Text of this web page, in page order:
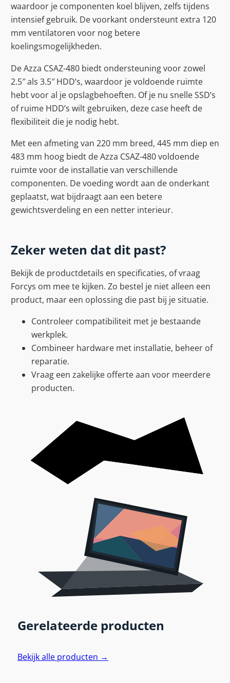
waardoor je componenten koel blijven, zelfs tijdens
intensief gebruik. De voorkant ondersteunt extra 120
mm ventilatoren voor nog betere
koelingsmogelijkheden.
De Azza CSAZ-480 biedt ondersteuning voor zowel
2.5″ als 3.5″ HDD’s, waardoor je voldoende ruimte
hebt voor al je opslagbehoeften. Of je nu snelle SSD’s
of ruime HDD’s wilt gebruiken, deze case heeft de
flexibiliteit die je nodig hebt.
Met een afmeting van 220 mm breed, 445 mm diep en
483 mm hoog biedt de Azza CSAZ-480 voldoende
ruimte voor de installatie van verschillende
componenten. De voeding wordt aan de onderkant
geplaatst, wat bijdraagt aan een betere
gewichtsverdeling en een netter interieur.
Zeker weten dat dit past?
Bekijk de productdetails en specificaties, of vraag
Forcys om mee te kijken. Zo bestel je niet alleen een
product, maar een oplossing die past bij je situatie.
Controleer compatibiliteit met je bestaande
werkplek.
Combineer hardware met installatie, beheer of
reparatie.
Vraag een zakelijke offerte aan voor meerdere
producten.
Gerelateerde producten
Bekijk alle producten →